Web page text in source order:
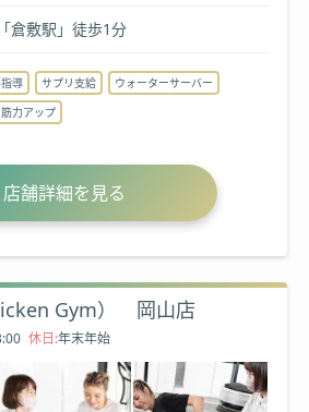
「倉敷駅」徒歩1分
導 サプリ支給
ウォーターサーバー
筋力アップ
店舗詳細を見る
Gym） 岡山店
休日:年末年始